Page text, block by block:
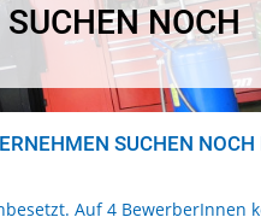
NOCH
SUCHEN NOCH
Auf 4 BewerberInnen